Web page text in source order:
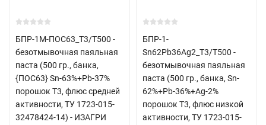
БПР-1М-ПОС63_Т3/T500 -
безотмывочная паяльная
паста (500 гр., банка,
{ПОС63} Sn-63%+Pb-37%
порошок Т3, флюс средней
активности, ТУ 1723-015-
32478424-14) - ИЗАГРИ
БПР-1-
Sn62Pb36Ag2_Т3/T500 -
безотмывочная паяльная
паста (500 гр., банка, Sn-
62%+Pb-36%+Ag-2%
порошок Т3, флюс низкой
активности, ТУ 1723-015-